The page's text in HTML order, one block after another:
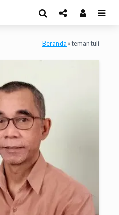
Beranda » teman tuli